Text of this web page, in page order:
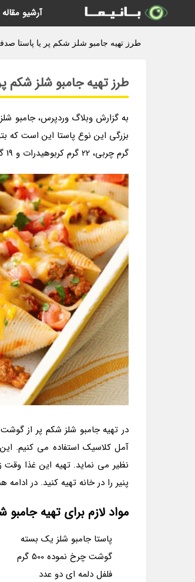
طرز تهیه جامبو شلز شکم پر یا پاستا
طرز تهیه جامبو شلز شکم
به گزارش وبلاگ وردپرس، جامبو
گرم چربی، 22 گرم کربوهیدرات و 19 گرم پروتئین است.
در تهیه جامبو شلز شکم پر از
آمل کلاسیک استفاده می کنیم.
نظیر می نماید. تهیه این غذا
پنیر را در خانه تهیه کنید. در
مواد لازم برای تهیه
پاستا جامبو شلز یک بسته
گوشت چرخ نموده 500 گرم
فلفل دلمه ای دو عدد
آرشیو